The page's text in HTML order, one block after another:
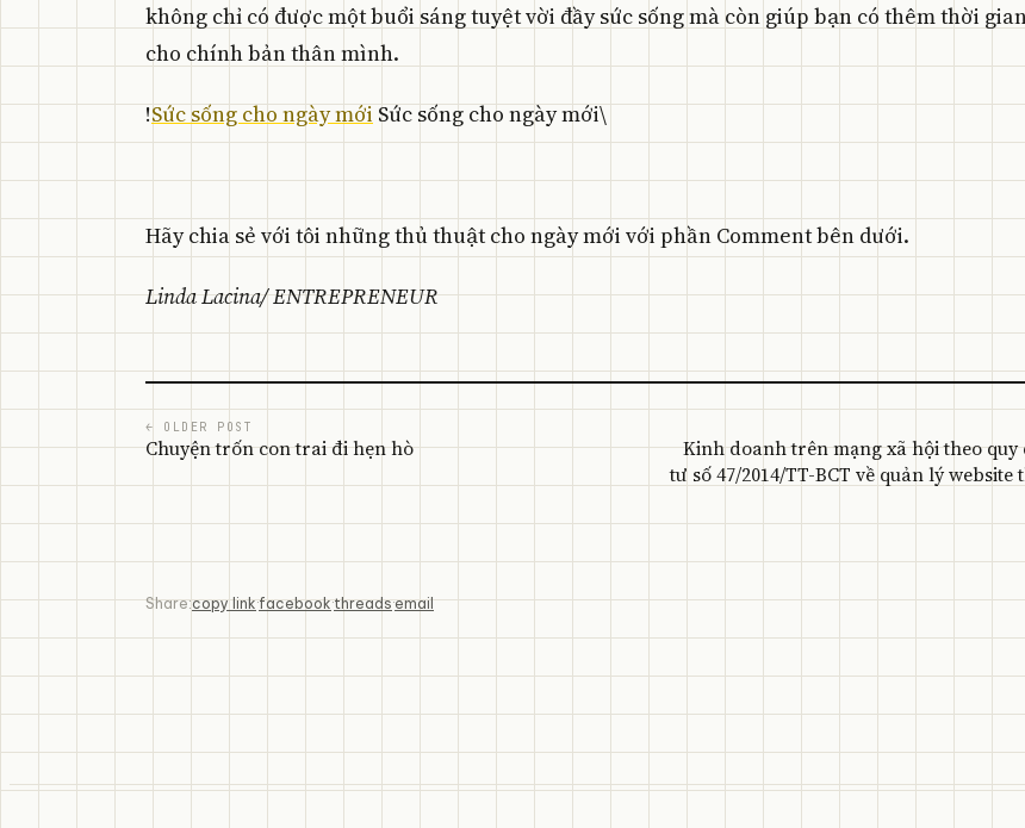
không chỉ có được một buổi sáng tuyệt vời đầy sức sống mà còn giúp bạn có thêm thời
cho chính bản thân mình.
!Sức sống cho ngày mớiSức sống cho ngày mới\
Hãy chia sẻ với tôi những thủ thuật cho ngày mới với phần Comment bên dưới.
Linda Lacina/ ENTREPRENEUR
← OLDER POST
Chuyện trốn con trai đi hẹn hò
Kinh doanh trên mạng xã hội theo
tư số 47/2014/TT-BCT về quản lý
Share:copy link·facebook·threads·email